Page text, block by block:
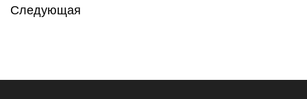
Следующая